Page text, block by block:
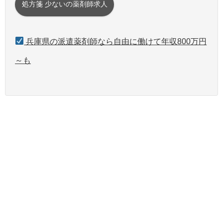
処方箋 少ないの薬剤師求人
兵庫県の派遣薬剤師なら自由に働けて年収800万円
～も